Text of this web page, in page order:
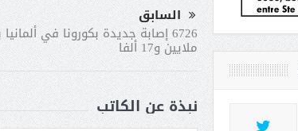
السابق
ملايين و17 ألفا
نبذة عن الكاتب